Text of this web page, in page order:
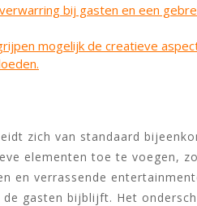
bij gasten en een
mogelijk de creatieve
zich van standaard
elementen toe te voegen,
en verrassende
gasten bijblijft. Het